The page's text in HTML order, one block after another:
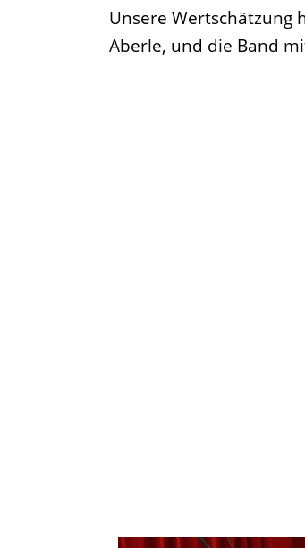
Unsere Wertschätzung
Aberle, und die Band